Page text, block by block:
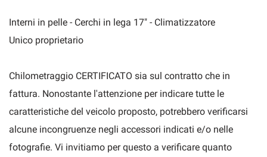
Interni in pelle - Cerchi in lega 17" - Climatizzatore
Unico proprietario
Chilometraggio CERTIFICATO sia sul contratto che in
fattura. Nonostante l'attenzione per indicare tutte le
caratteristiche del veicolo proposto, potrebbero verificarsi
alcune incongruenze negli accessori indicati e/o nelle
fotografie. Vi invitiamo per questo a verificare quanto
e
modificare
le
scelte
in
qualsiasi
momento.